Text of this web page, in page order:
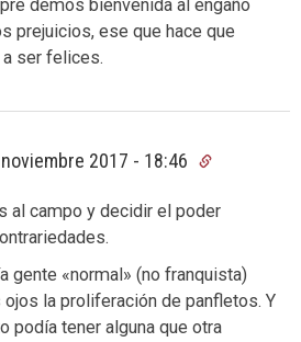
demos bienvenida al engaño
prejuicios, ese que hace que
ser felices.
2017 - 18:46
al campo y decidir el poder
gente «normal» (no franquista)
la proliferación de panfletos. Y
podía tener alguna que otra